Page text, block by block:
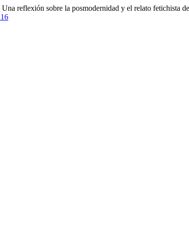
reflexión sobre la posmodernidad y el relato fetichista